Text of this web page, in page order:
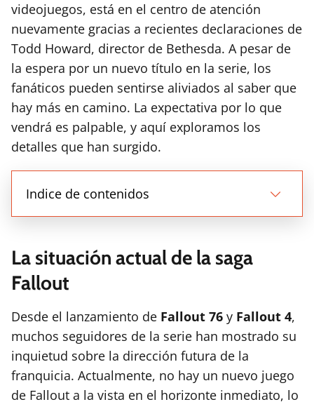
videojuegos, está en el centro de atención
nuevamente gracias a recientes declaraciones de
Todd Howard, director de Bethesda. A pesar de
la espera por un nuevo título en la serie, los
fanáticos pueden sentirse aliviados al saber que
hay más en camino. La expectativa por lo que
vendrá es palpable, y aquí exploramos los
detalles que han surgido.
Indice de contenidos
La situación actual de la saga
Fallout
Desde el lanzamiento de Fallout 76 y Fallout 4,
muchos seguidores de la serie han mostrado su
inquietud sobre la dirección futura de la
franquicia. Actualmente, no hay un nuevo juego
de Fallout a la vista en el horizonte inmediato, lo